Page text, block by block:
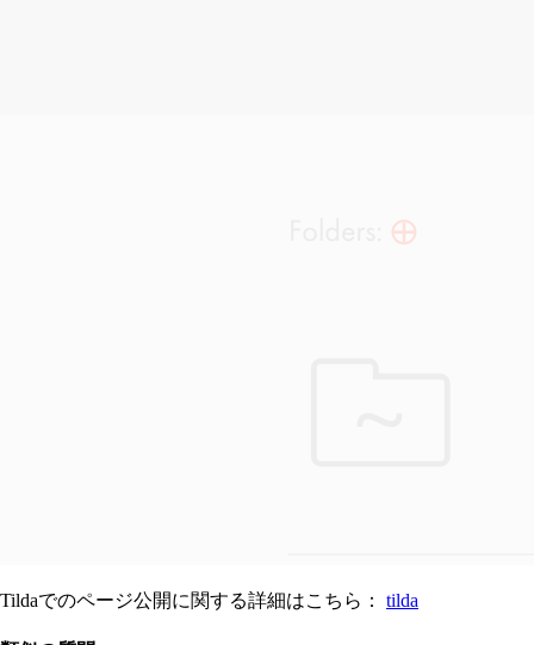
Tildaでのページ公開に関する詳細はこちら： tilda